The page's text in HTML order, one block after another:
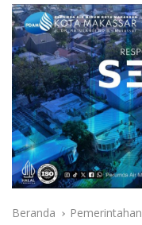
Beranda Pemerintahan